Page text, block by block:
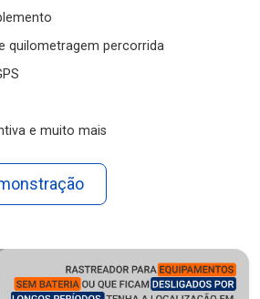
quilometragem percorrida
e muito mais